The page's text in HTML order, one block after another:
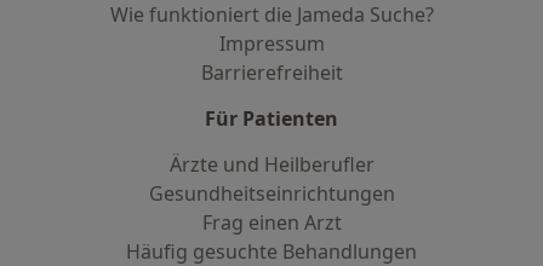
Wie funktioniert die Jameda Suche?
Impressum
Barrierefreiheit
Für Patienten
Ärzte und Heilberufler
Gesundheitseinrichtungen
Frag einen Arzt
Häufig gesuchte Behandlungen